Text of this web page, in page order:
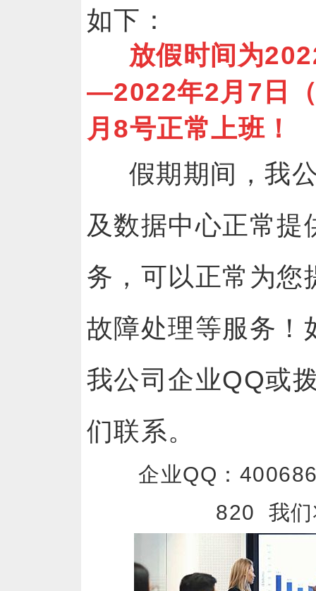
如下：
放假时间为
—2022年2月7日
月8号正常上班！
假期期间，我
及数据中心正常
务，可以正常为您
故障处理等服务！
我公司企业QQ或
们联系。
企业QQ：
820 我们